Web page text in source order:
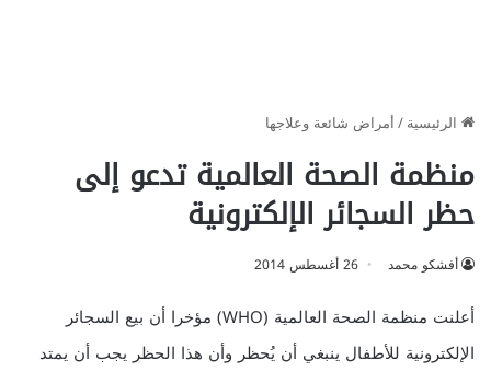
الرئيسية/أمراض شائعة وعلاجها
منظمة الصحة العالمية تدعو إلى
حظر السجائر الإلكترونية
أفشكو محمد 26 أغسطس 2014
أعلنت منظمة الصحة العالمية (WHO) مؤخرا أن بيع السجائر
الإلكترونية للأطفال ينبغي أن يُحظر وأن هذا الحظر يجب أن يمتد